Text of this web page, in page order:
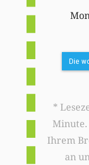
Die
*
Ihrem
an